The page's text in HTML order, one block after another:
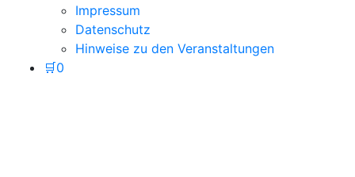
Impressum
Datenschutz
Hinweise zu den Veranstaltungen
🛒0